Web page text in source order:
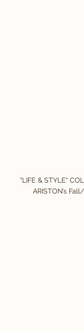
"LIFE & STYLE"
ARISTON’s